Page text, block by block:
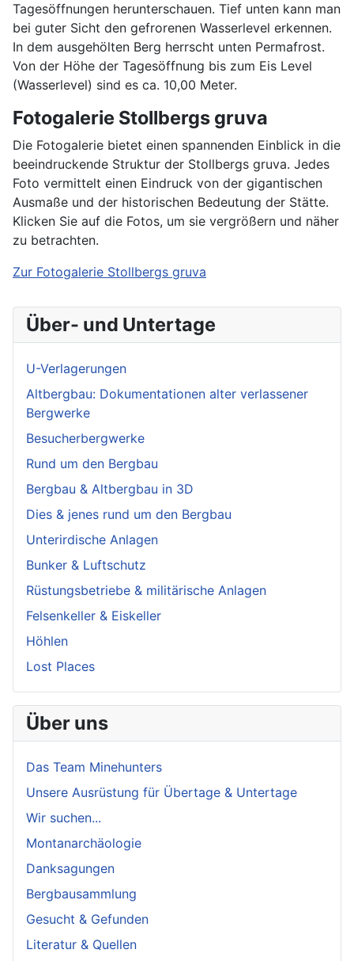
Tagesöffnungen herunterschauen. Tief unten kann man
bei guter Sicht den gefrorenen Wasserlevel erkennen.
In dem ausgehölten Berg herrscht unten Permafrost.
Von der Höhe der Tagesöffnung bis zum Eis Level
(Wasserlevel) sind es ca. 10,00 Meter.
Fotogalerie Stollbergs gruva
Die Fotogalerie bietet einen spannenden Einblick in die
beeindruckende Struktur der Stollbergs gruva. Jedes
Foto vermittelt einen Eindruck von der gigantischen
Ausmaße und der historischen Bedeutung der Stätte.
Klicken Sie auf die Fotos, um sie vergrößern und näher
zu betrachten.
Zur Fotogalerie Stollbergs gruva
Über- und Untertage
U-Verlagerungen
Altbergbau: Dokumentationen alter verlassener
Bergwerke
Besucherbergwerke
Rund um den Bergbau
Bergbau & Altbergbau in 3D
Dies & jenes rund um den Bergbau
Unterirdische Anlagen
Bunker & Luftschutz
Rüstungsbetriebe & militärische Anlagen
Felsenkeller & Eiskeller
Höhlen
Lost Places
Über uns
Das Team Minehunters
Unsere Ausrüstung für Übertage & Untertage
Wir suchen...
Montanarchäologie
Danksagungen
Bergbausammlung
Gesucht & Gefunden
Literatur & Quellen